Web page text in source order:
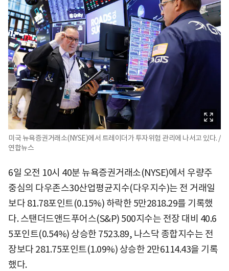
미국 뉴욕증권거래소(NYSE)에서 트레이더가 투자위험 관리에 나서고 있다. /
연합뉴스
6일 오전 10시 40분 뉴욕증권거래소(NYSE)에서 우량주
중심의 다우존스30산업평균지수(다우지수)는 전 거래일
보다 81.78포인트(0.15%) 하락한 5만2818.29를 기록했
다. 스탠더드앤드푸어스(S&P) 500지수는 전장 대비 40.6
5포인트(0.54%) 상승한 7523.89, 나스닥 종합지수는 전
장보다 281.75포인트(1.09%) 상승한 2만6114.43을 기록
했다.